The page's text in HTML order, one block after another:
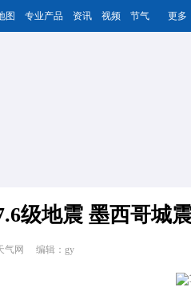
图 专业产品 资讯 视频 节气 更多
级地震 墨西哥城
气网 编辑：gy